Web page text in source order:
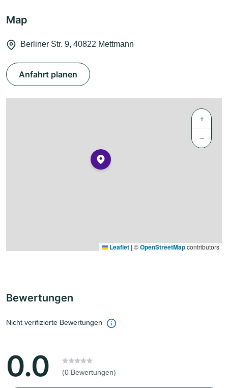
Map
Berliner Str. 9, 40822 Mettmann
Anfahrt planen
+
−
Leaflet | ©OpenStreetMapcontributors
Bewertungen
Nicht verifizierte Bewertungen
0.0 (0 Bewertungen)